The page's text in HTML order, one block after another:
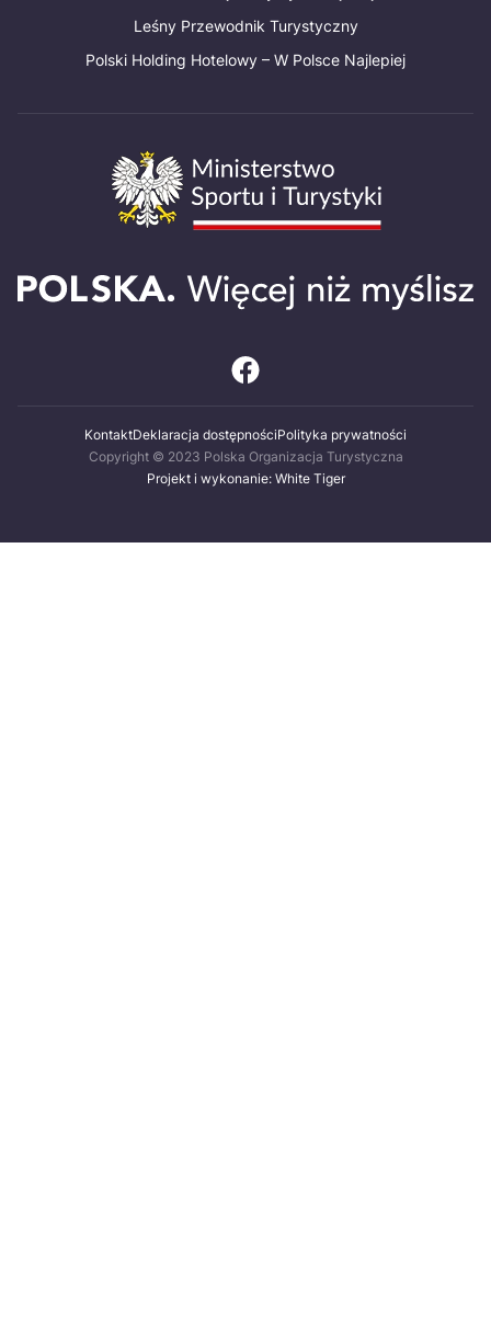
Leśny Przewodnik Turystyczny
Polski Holding Hotelowy – W Polsce Najlepiej
KontaktDeklaracja dostępnościPolityka prywatności
Copyright © 2023 Polska Organizacja Turystyczna
Projekt i wykonanie: White Tiger